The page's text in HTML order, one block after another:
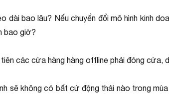
dài bao lâu? Nếu chuyển đổi mô hình kinh
bao giờ?
các cửa hàng hàng offline phải đóng cửa,
sẽ không có bất cứ động thái nào trong